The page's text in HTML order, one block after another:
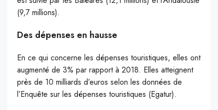
(9,7 millions).
Des dépenses en hausse
En ce qui concerne les dépenses touristiques, elles ont
augmenté de 3% par rapport à 2018. Elles atteignent
près de 10 milliards d’euros selon les données de
l’Enquête sur les dépenses touristiques (Egatur).